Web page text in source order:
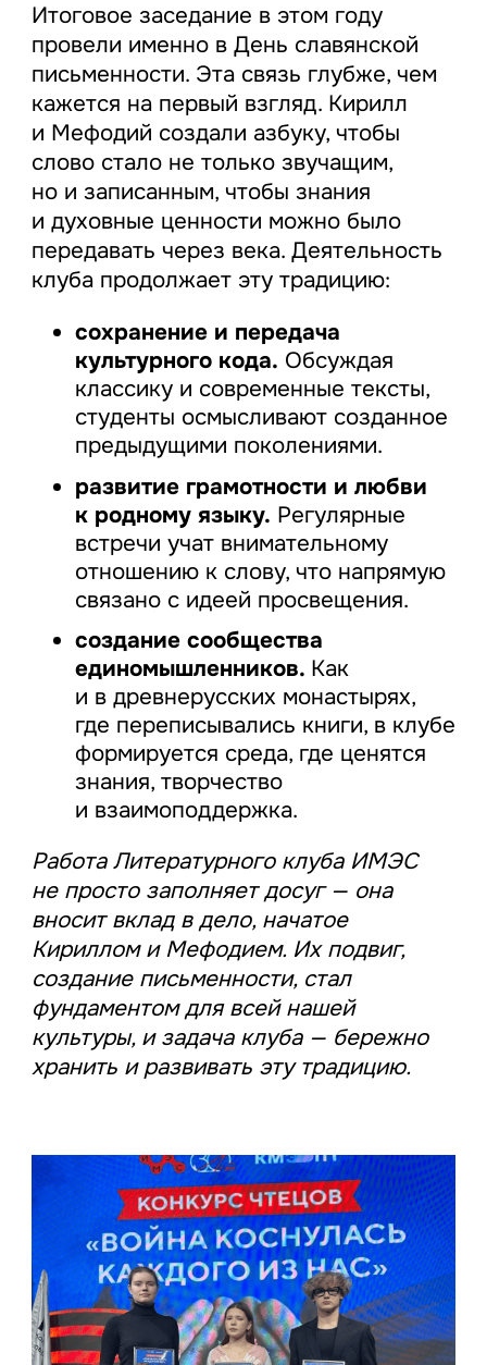
Итоговое заседание в этом году
провели именно в День славянской
письменности. Эта связь глубже, чем
кажется на первый взгляд. Кирилл
и Мефодий создали азбуку, чтобы
слово стало не только звучащим,
но и записанным, чтобы знания
и духовные ценности можно было
передавать через века. Деятельность
клуба продолжает эту традицию:
сохранение и передача
культурного кода. Обсуждая
классику и современные тексты,
студенты осмысливают созданное
предыдущими поколениями.
развитие грамотности и любви
к родному языку. Регулярные
встречи учат внимательному
отношению к слову, что напрямую
связано с идеей просвещения.
создание сообщества
единомышленников. Как
и в древнерусских монастырях,
где переписывались книги, в клубе
формируется среда, где ценятся
знания, творчество
и взаимоподдержка.
Работа Литературного клуба ИМЭС
не просто заполняет досуг — она
вносит вклад в дело, начатое
Кириллом и Мефодием. Их подвиг,
создание письменности, стал
фундаментом для всей нашей
культуры, и задача клуба — бережно
хранить и развивать эту традицию.